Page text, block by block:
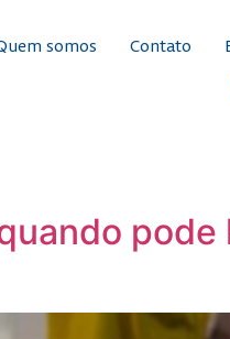
somos Contato
pode